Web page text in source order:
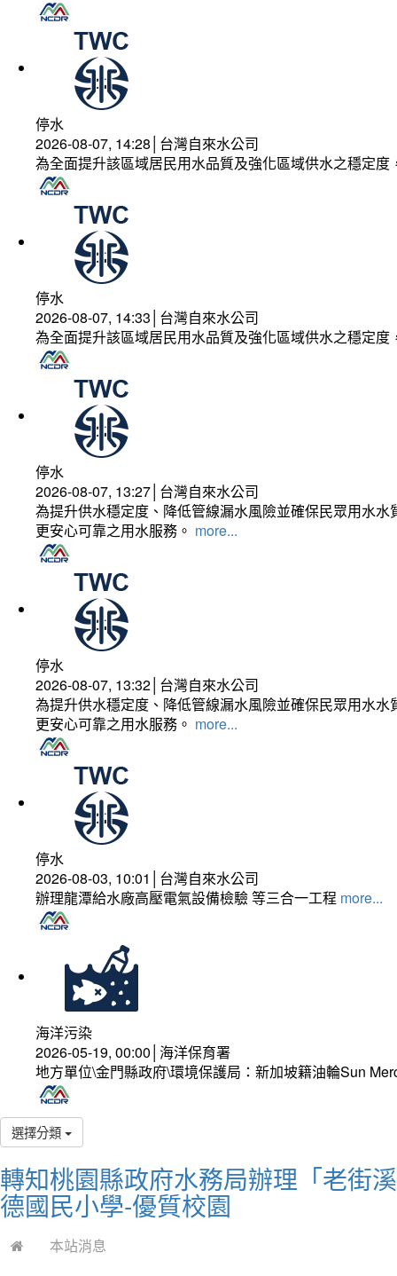
停水
2026-08-07, 14:28│台灣自來水公司
為全面提升該區域居民用水品質及強化區域供水之穩定
停水
2026-08-07, 14:33│台灣自來水公司
為全面提升該區域居民用水品質及強化區域供水之穩定
停水
2026-08-07, 13:27│台灣自來水公司
為提升供水穩定度、降低管線漏水風險並確保民眾用水
更安心可靠之用水服務。 more...
停水
2026-08-07, 13:32│台灣自來水公司
為提升供水穩定度、降低管線漏水風險並確保民眾用水
更安心可靠之用水服務。 more...
停水
2026-08-03, 10:01│台灣自來水公司
辦理龍潭給水廠高壓電氣設備檢驗 等三合一工程 more...
海洋污染
2026-05-19, 00:00│海洋保育署
地方單位\金門縣政府\環境保護局：新加坡籍油輪Sun
選擇分類
轉知桃園縣政府水務局辦理「老街
德國民小學-優質校園
本站消息